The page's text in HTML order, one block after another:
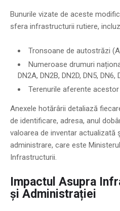
Bunurile vizate de aceste
sfera infrastructurii rutiere,
Tronsoane de autostrăzi
Numeroase drumuri
DN2A, DN2B, DN2D, DN5, DN6,
Terenurile aferente
Anexele hotărârii detaliază
de identificare, adresa, anul
valoarea de inventar actualizată
administrare, care este
Infrastructurii.
Impactul Asupra
și Administrației